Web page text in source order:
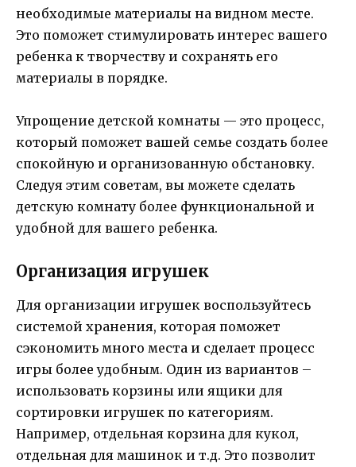
необходимые материалы на видном месте.
Это поможет стимулировать интерес вашего
ребенка к творчеству и сохранять его
материалы в порядке.
Упрощение детской комнаты — это процесс,
который поможет вашей семье создать более
спокойную и организованную обстановку.
Следуя этим советам, вы можете сделать
детскую комнату более функциональной и
удобной для вашего ребенка.
Организация игрушек
Для организации игрушек воспользуйтесь
системой хранения, которая поможет
сэкономить много места и сделает процесс
игры более удобным. Один из вариантов –
использовать корзины или ящики для
сортировки игрушек по категориям.
Например, отдельная корзина для кукол,
отдельная для машинок и т.д. Это позволит